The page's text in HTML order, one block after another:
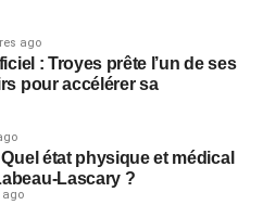
ago
: Troyes prête l’un de ses
pour accélérer sa
état physique et médical
Lascary ?
ago